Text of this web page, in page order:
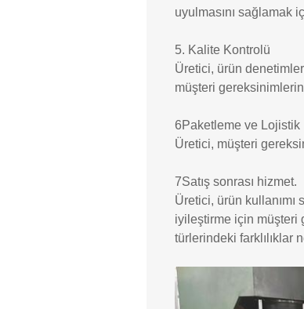
uyulmasını sağlamak
5. Kalite Kontrolü
Üretici, ürün
müşteri
6Paketleme ve Lojistik
Üretici, müşteri
7Satış sonrası hizmet.
Üretici, ürün kullanımı
iyileştirme için müşteri
türlerindeki farklılıklar